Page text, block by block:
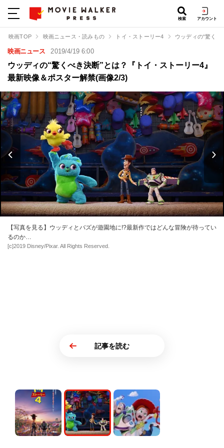
検索 アカウント
映画TOP 映画ニュース・読みもの トイ・ストーリー4 ウッディの“驚く
映画ニュース 2019/4/19 6:00
ウッディの“驚くべき決断”とは？『トイ・ストーリー4』
最新映像＆ポスター解禁(画像2/3)
【写真を見る】ウッディとバズが遊園地に!?最新作ではどんな冒険が待ってい
るのか…
[c]2019 Disney/Pixar. All Rights Reserved.
記事を読む